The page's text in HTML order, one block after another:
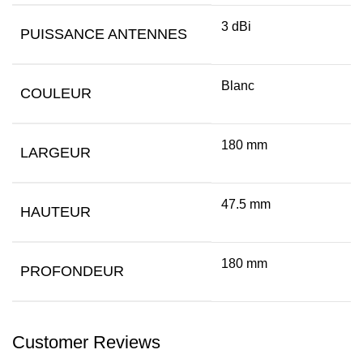
PUISSANCE ANTENNES 3 dBi
COULEUR Blanc
LARGEUR 180 mm
HAUTEUR 47.5 mm
PROFONDEUR 180 mm
Customer Reviews